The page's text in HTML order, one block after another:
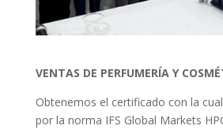
VENTAS DE PERFUMERÍA Y
Obtenemos el certificado con la
por la norma IFS Global Markets